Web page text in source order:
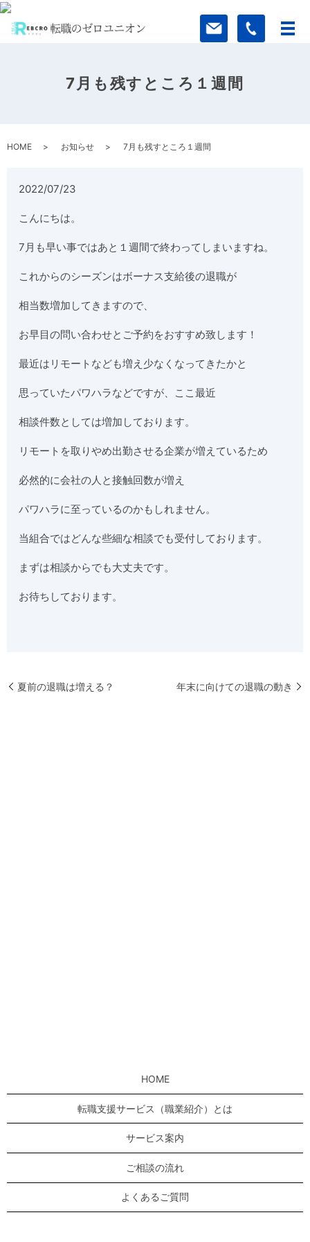
7月も残すところ１週間
HOME お知らせ 7月も残すところ１週間
2022/07/23
こんにちは。
7月も早い事ではあと１週間で終わってしまいますね。
これからのシーズンはボーナス支給後の退職が
相当数増加してきますので、
お早目の問い合わせとご予約をおすすめ致します！
最近はリモートなども増え少なくなってきたかと
思っていたパワハラなどですが、ここ最近
相談件数としては増加しております。
リモートを取りやめ出勤させる企業が増えているため
必然的に会社の人と接触回数が増え
パワハラに至っているのかもしれません。
当組合ではどんな些細な相談でも受付しております。
まずは相談からでも大丈夫です。
お待ちしております。
夏前の退職は増える？ 年末に向けての退職の動き
HOME
転職支援サービス（職業紹介）とは
サービス案内
ご相談の流れ
よくあるご質問